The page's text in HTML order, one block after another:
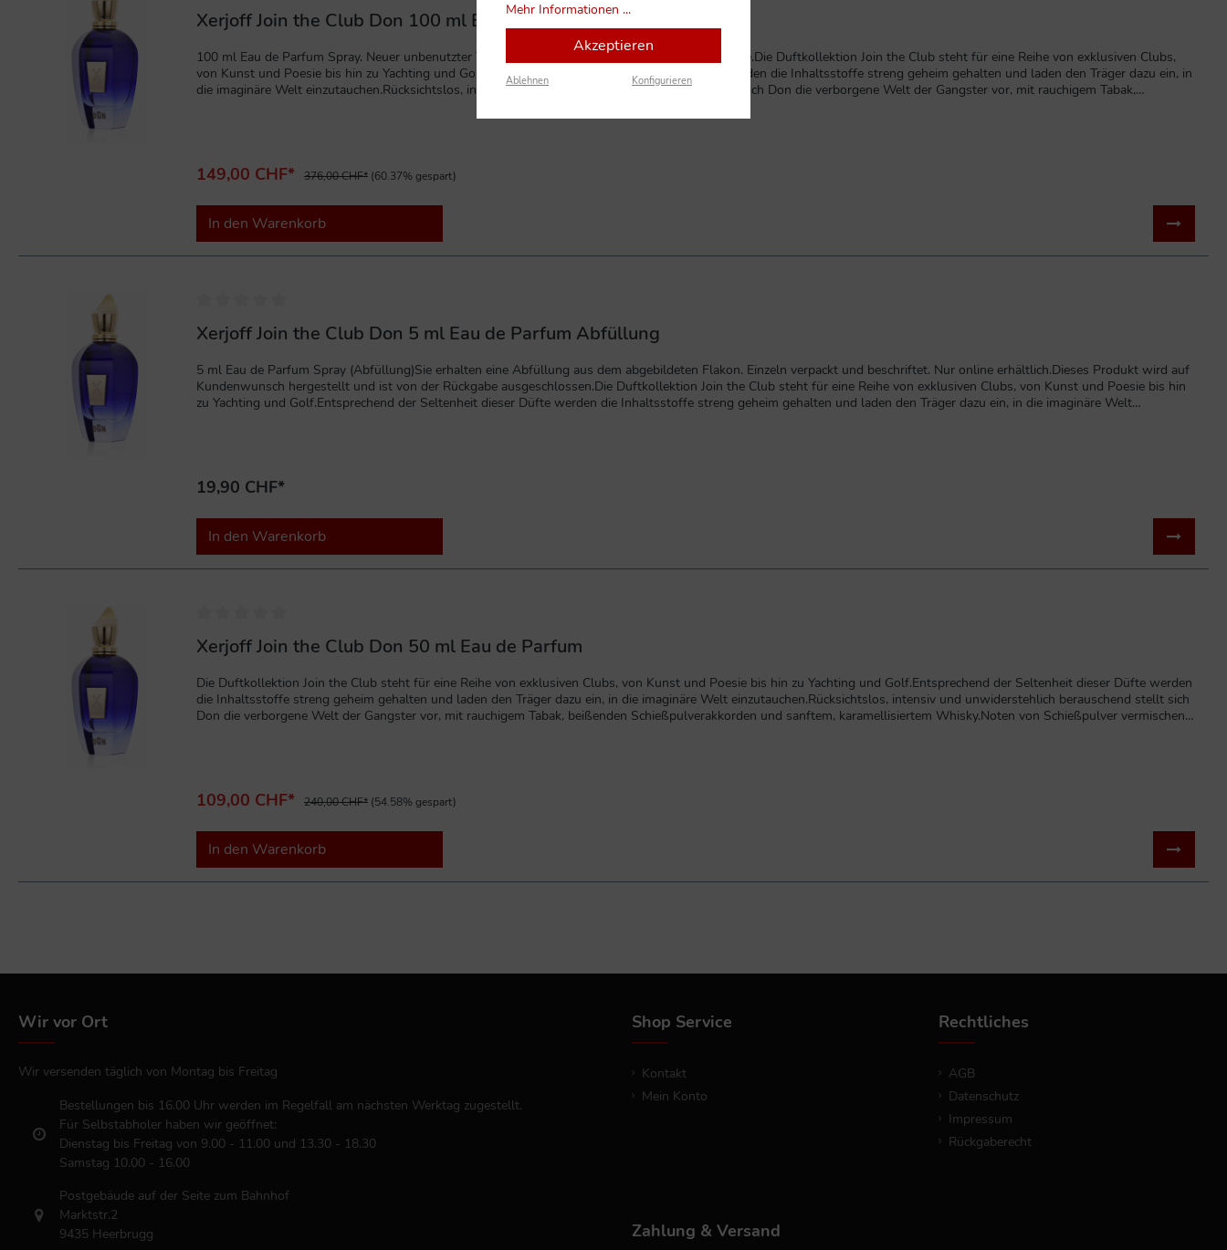
Xerjoff Join the Club Don 100 ml Eau de Parfum Tester
100 ml Eau de Parfum Spray. Neuer unbenutzter Tester. Lieferung wie abgebildet ohne Kartonage.Die Duftkollektion Join the Club steht für eine Reihe von exklusiven Clubs,
von Kunst und Poesie bis hin zu Yachting und Golf.Entsprechend der Seltenheit dieser Düfte werden die Inhaltsstoffe streng geheim gehalten und laden den Träger dazu ein, in
die imaginäre Welt einzutauchen.Rücksichtslos, intensiv und unwiderstehlich berauschend stellt sich Don die verborgene Welt der Gangster vor, mit rauchigem Tabak,
Tabak und süßem Whisky. Dieses Parfüm ist perfekt für den Gangster, der im Gentleman steckt.
149,00 CHF* 376,00 CHF* (60.37% gespart)
In den Warenkorb
Xerjoff Join the Club Don 5 ml Eau de Parfum Abfüllung
5 ml Eau de Parfum Spray (Abfüllung)Sie erhalten eine Abfüllung aus dem abgebildeten Flakon. Einzeln verpackt und beschriftet. Nur online erhältlich.Dieses Produkt wird auf
Kundenwunsch hergestellt und ist von der Rückgabe ausgeschlossen.Die Duftkollektion Join the Club steht für eine Reihe von exklusiven Clubs, von Kunst und Poesie bis hin
zu Yachting und Golf.Entsprechend der Seltenheit dieser Düfte werden die Inhaltsstoffe streng geheim gehalten und laden den Träger dazu ein, in die imaginäre Welt
19,90 CHF*
In den Warenkorb
Xerjoff Join the Club Don 50 ml Eau de Parfum
Die Duftkollektion Join the Club steht für eine Reihe von exklusiven Clubs, von Kunst und Poesie bis hin zu Yachting und Golf.Entsprechend der Seltenheit dieser Düfte werden
die Inhaltsstoffe streng geheim gehalten und laden den Träger dazu ein, in die imaginäre Welt einzutauchen.Rücksichtslos, intensiv und unwiderstehlich berauschend stellt sich
Don die verborgene Welt der Gangster vor, mit rauchigem Tabak, beißenden Schießpulverakkorden und sanftem, karamellisiertem Whisky.Noten von Schießpulver vermischen
109,00 CHF* 240,00 CHF* (54.58% gespart)
In den Warenkorb
Wir vor Ort
Wir versenden täglich von Montag bis Freitag
Bestellungen bis 16.00 Uhr werden im Regelfall am nächsten Werktag zugestellt.
Für Selbstabholer haben wir geöffnet:
Dienstag bis Freitag von 9.00 - 11.00 und 13.30 - 18.30
Samstag 10.00 - 16.00
Postgebäude auf der Seite zum Bahnhof
Marktstr.2
9435 Heerbrugg
Shop Service
Kontakt
Mein Konto
Rechtliches
AGB
Datenschutz
Impressum
Rückgaberecht
Zahlung & Versand
Mehr Informationen ...
Akzeptieren
Ablehnen Konfigurieren